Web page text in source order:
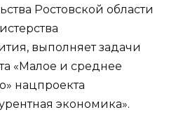
Ростовской области
выполняет задачи
«Малое и среднее
нацпроекта
экономика».